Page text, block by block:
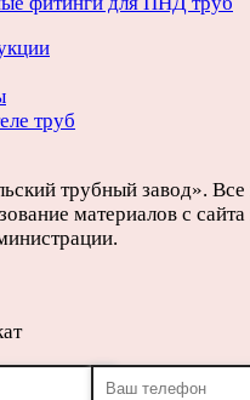
труб
трубный завод». Все
материалов с